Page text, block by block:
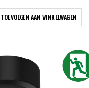
TOEVOEGEN AAN WINKELWAGEN